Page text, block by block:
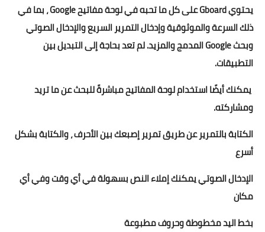
يحتوي Gboard على كل ما تحبه في لوحة مفاتيح Google ، بما في
ذلك السرعة والموثوقية وإدخال التمرير السريع والإدخال الصوتي
وبحث Google المدمج والمزيد. لم تعد بحاجة إلى التبديل بين
التطبيقات.
يمكنك أيضًا استخدام لوحة المفاتيح مباشرةً للبحث عن ما تريد
ومشاركته.
الكتابة بالتمرير عن طريق تمرير إصبعك بين الأحرف ، والكتابة بشكل
أسرع
الإدخال الصوتي يمكنك إملاء النص بسهولة في أي وقت وفي أي
مكان
بخط اليد مخطوطة وحروف مطبوعة